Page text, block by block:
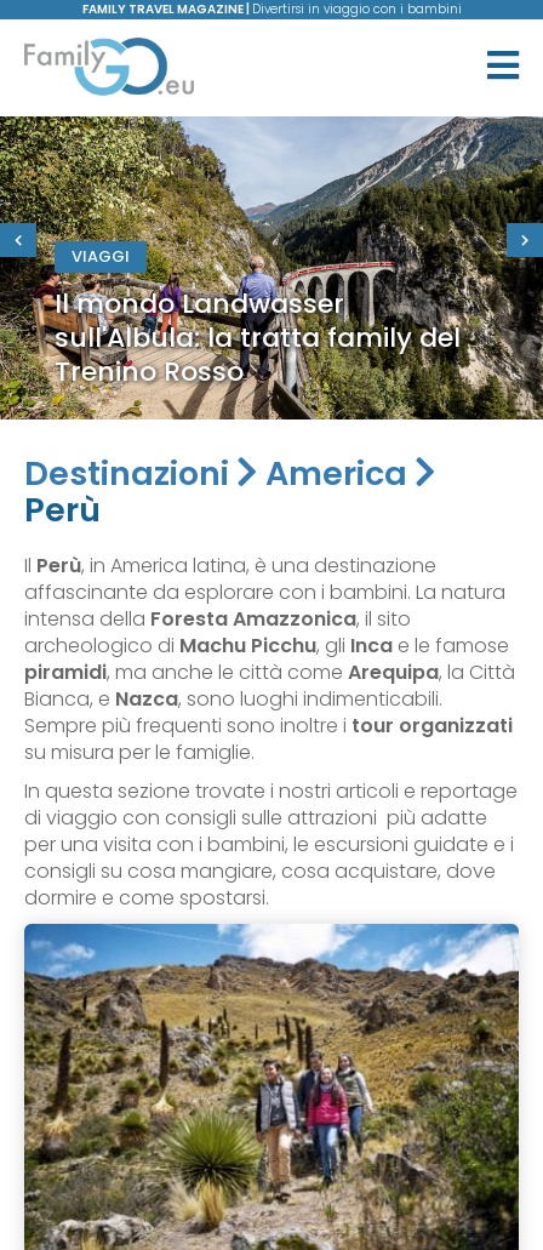
FAMILY TRAVEL MAGAZINE | Divertirsi in viaggio con i bambini
VIAGGI
Il mondo Landwasser
sull'Albula: la tratta family del
Trenino Rosso
Destinazioni
America
Perù
Il Perù, in America latina, è una destinazione
affascinante da esplorare con i bambini. La natura
intensa della Foresta Amazzonica, il sito
archeologico di Machu Picchu, gli Inca e le famose
piramidi, ma anche le città come Arequipa, la Città
Bianca, e Nazca, sono luoghi indimenticabili.
Sempre più frequenti sono inoltre i tour organizzati
su misura per le famiglie.
In questa sezione trovate i nostri articoli e reportage
di viaggio con consigli sulle attrazioni più adatte
per una visita con i bambini, le escursioni guidate e i
consigli su cosa mangiare, cosa acquistare, dove
dormire e come spostarsi.